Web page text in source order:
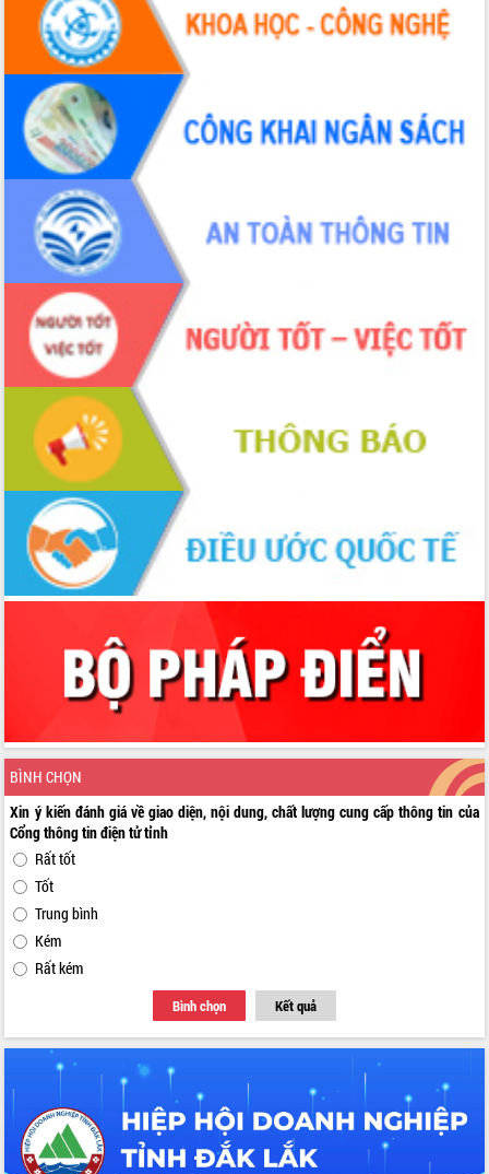
BÌNH CHỌN
Xin ý kiến đánh giá về giao diện, nội dung, chất lượng cung cấp thông tin của
Cổng thông tin điện tử tỉnh
Rất tốt
Tốt
Trung bình
Kém
Rất kém
Bình chọn Kết quả